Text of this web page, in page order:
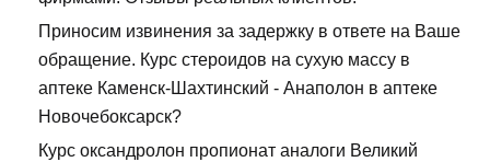
Приносим извинения за задержку в ответе на Ваше
обращение. Курс стероидов на сухую массу в
аптеке Каменск-Шахтинский - Анаполон в аптеке
Новочебоксарск?
Курс оксандролон пропионат аналоги Великий